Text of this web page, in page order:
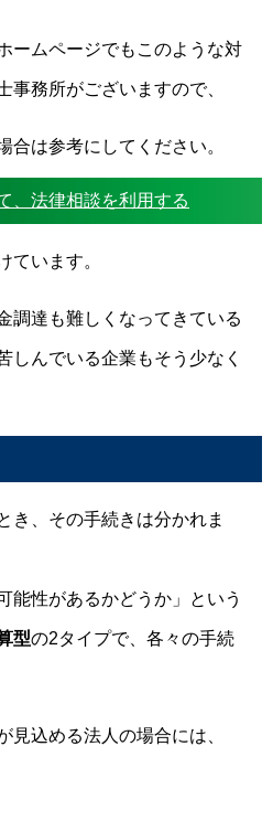
ームページでもこのような対
事務所がございますので、
合は参考にしてください。
、法律相談を利用する
ています。
調達も難しくなってきている
しんでいる企業もそう少なく
き、その手続きは分かれま
能性があるかどうか」という
型の2タイプで、各々の手続
見込める法人の場合には、